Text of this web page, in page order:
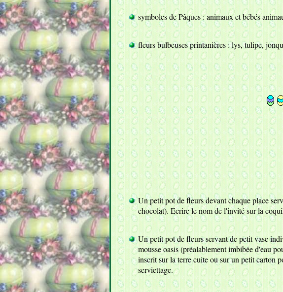
symboles de Pâques : animaux et bébés
fleurs bulbeuses printanières : lys, tulipe,
Un petit pot de fleurs devant chaque place
chocolat). Ecrire le nom de l'invité sur la
Un petit pot de fleurs servant de petit vase
mousse oasis (préalablement imbibée d'eau
inscrit sur la terre cuite ou sur un petit carton
serviettage.